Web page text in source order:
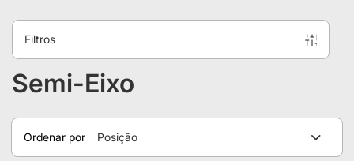
Semi-Eixo
Ordenar por Posição
Filtros